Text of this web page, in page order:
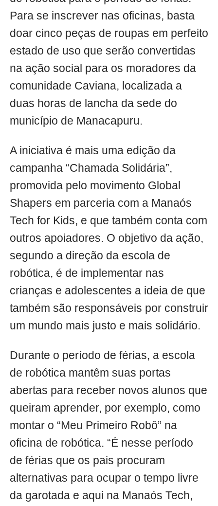
Para se inscrever nas oficinas, basta
doar cinco peças de roupas em perfeito
estado de uso que serão convertidas
na ação social para os moradores da
comunidade Caviana, localizada a
duas horas de lancha da sede do
município de Manacapuru.
A iniciativa é mais uma edição da
campanha “Chamada Solidária”,
promovida pelo movimento Global
Shapers em parceria com a Manaós
Tech for Kids, e que também conta com
outros apoiadores. O objetivo da ação,
segundo a direção da escola de
robótica, é de implementar nas
crianças e adolescentes a ideia de que
também são responsáveis por construir
um mundo mais justo e mais solidário.
Durante o período de férias, a escola
de robótica mantêm suas portas
abertas para receber novos alunos que
queiram aprender, por exemplo, como
montar o “Meu Primeiro Robô” na
oficina de robótica. “É nesse período
de férias que os pais procuram
alternativas para ocupar o tempo livre
da garotada e aqui na Manaós Tech,